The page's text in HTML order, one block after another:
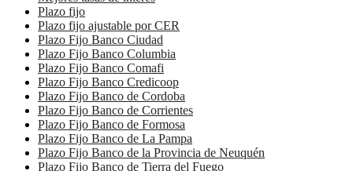
Plazo fijo
Plazo fijo ajustable por CER
Plazo Fijo Banco Ciudad
Plazo Fijo Banco Columbia
Plazo Fijo Banco Comafi
Plazo Fijo Banco Credicoop
Plazo Fijo Banco de Cordoba
Plazo Fijo Banco de Corrientes
Plazo Fijo Banco de Formosa
Plazo Fijo Banco de La Pampa
Plazo Fijo Banco de la Provincia de Neuquén
Plazo Fijo Banco de Tierra del Fuego